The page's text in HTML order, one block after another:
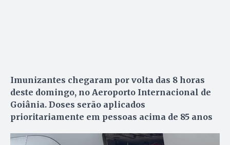
Imunizantes chegaram por volta das 8 horas
deste domingo, no Aeroporto Internacional de
Goiânia. Doses serão aplicados
prioritariamente em pessoas acima de 85 anos